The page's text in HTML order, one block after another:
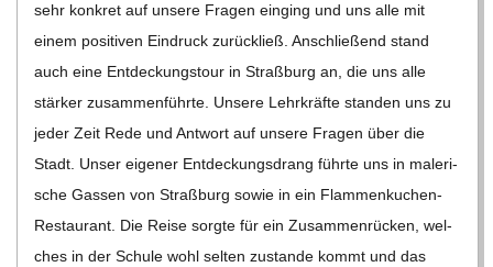
sehr kon­kret auf unsere Fra­gen ein­ging und uns alle mit
einem posi­ti­ven Ein­druck zurück­ließ. Anschlie­ßend stand
auch eine Ent­de­ckungs­tour in Straß­burg an, die uns alle
stär­ker zusam­men­führte. Unsere Lehr­kräfte stan­den uns zu
jeder Zeit Rede und Ant­wort auf unsere Fra­gen über die
Stadt. Unser eige­ner Ent­de­ckungs­drang führte uns in male­ri­
sche Gas­sen von Straß­burg sowie in ein Flam­men­ku­chen-
Restau­rant. Die Reise sorgte für ein Zusam­men­rü­cken, wel­
ches in der Schule wohl sel­ten zustande kommt und das